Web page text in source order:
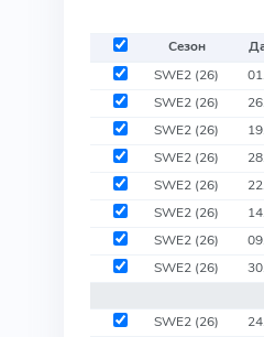
Сезон
SWE2 (26)
SWE2 (26)
SWE2 (26)
SWE2 (26)
SWE2 (26)
SWE2 (26)
SWE2 (26)
SWE2 (26)
SWE2 (26)